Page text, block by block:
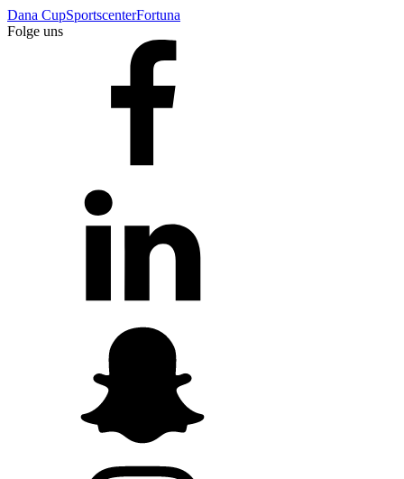
Dana CupSportscenterFortuna
Folge uns